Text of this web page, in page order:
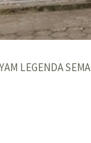
LEGENDA